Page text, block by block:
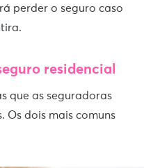
perder o seguro caso
residencial
que as seguradoras
Os dois mais comuns